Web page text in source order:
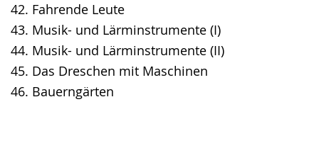
42. Fahrende Leute
43. Musik- und Lärminstrumente (I)
44. Musik- und Lärminstrumente (II)
45. Das Dreschen mit Maschinen
46. Bauerngärten